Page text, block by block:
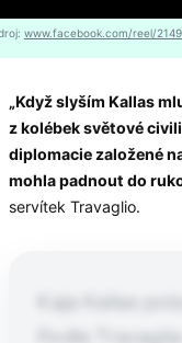
www.facebook.com/reel/
„Když slyším Kallas
z kolébek světové
diplomacie založené
mohla padnout do
servítek Travaglio.